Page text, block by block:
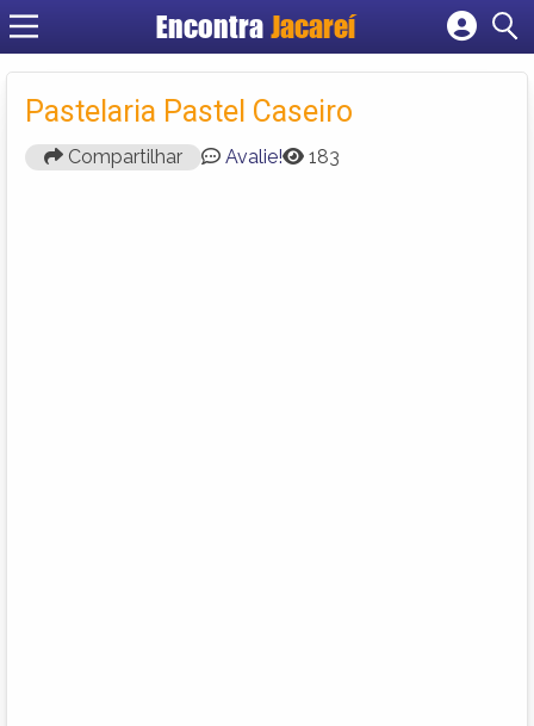
Encontra Jacareí
Cadastrar empresa
Criar conta
Pastelaria Pastel Caseiro
Compartilhar Avalie! 183